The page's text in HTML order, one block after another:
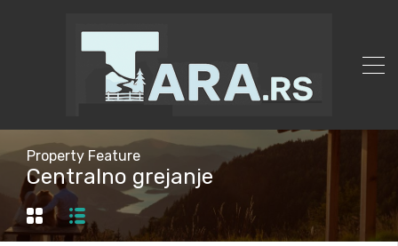
Property Feature
Centralno grejanje